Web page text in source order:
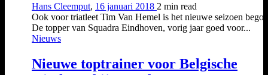
Hans Cleemput, 16 januari 2018 2 min read
Ook voor triatleet Tim Van Hemel is het nieuwe seizoen
De topper van Squadra Eindhoven, vorig jaar goed voor...
Nieuws
Nieuwe toptrainer voor Belgische